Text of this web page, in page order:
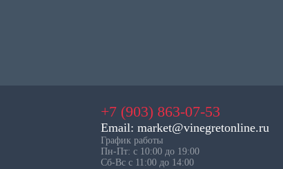
+7 (903) 863-07-53
Email: market@vinegretonline.ru
График работы
Пн-Пт: с 10:00 до 19:00
Сб-Вс с 11:00 до 14:00